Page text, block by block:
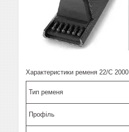
Характеристики ременя 22/C 2000
Тип ременя
Профіль